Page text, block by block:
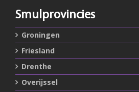
Smulprovincies
Groningen
Friesland
Drenthe
Overijssel